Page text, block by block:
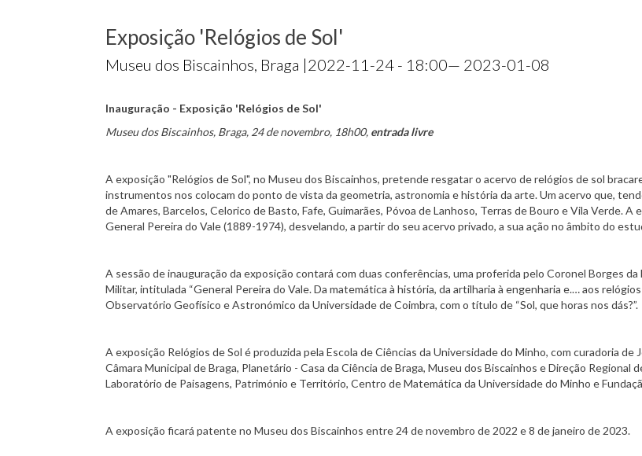
Exposição 'Relógios de Sol'
Museu dos Biscainhos, Braga |2022-11-24 - 18:00— 2023-01-08
Inauguração - Exposição 'Relógios de Sol'
Museu dos Biscainhos, Braga, 24 de novembro, 18h00, entrada livre
A exposição "Relógios de Sol", no Museu dos Biscainhos, pretende resgatar o acervo de relógios de sol
instrumentos nos colocam do ponto de vista da geometria, astronomia e história da arte. Um acervo que,
de Amares, Barcelos, Celorico de Basto, Fafe, Guimarães, Póvoa de Lanhoso, Terras de Bouro e Vila Verde.
General Pereira do Vale (1889-1974), desvelando, a partir do seu acervo privado, a sua ação no âmbito do
A sessão de inauguração da exposição contará com duas conferências, uma proferida pelo Coronel Borges
Militar, intitulada “General Pereira do Vale. Da matemática à história, da artilharia à engenharia e.… aos
Observatório Geofísico e Astronómico da Universidade de Coimbra, com o título de “Sol, que horas nos dás?”.
A exposição Relógios de Sol é produzida pela Escola de Ciências da Universidade do Minho, com curadoria de
Câmara Municipal de Braga, Planetário - Casa da Ciência de Braga, Museu dos Biscainhos e Direção
Laboratório de Paisagens, Património e Território, Centro de Matemática da Universidade do Minho e
A exposição ficará patente no Museu dos Biscainhos entre 24 de novembro de 2022 e 8 de janeiro de 2023.